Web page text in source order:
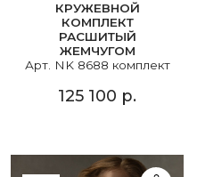
КРУЖЕВНОЙ
КОМПЛЕКТ
РАСШИТЫЙ
ЖЕМЧУГОМ
Арт. NK 8688 комплект
125 100 р.